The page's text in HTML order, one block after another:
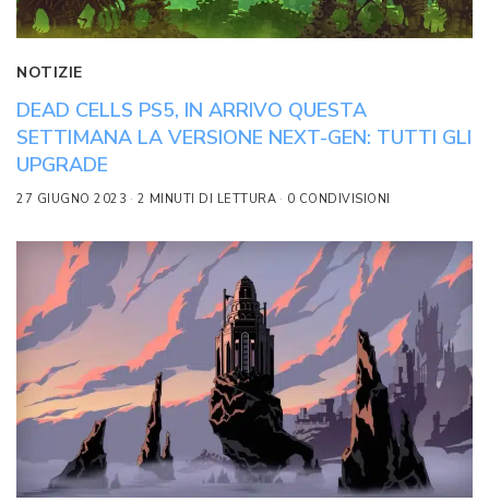
NOTIZIE
DEAD CELLS PS5, IN ARRIVO QUESTA
SETTIMANA LA VERSIONE NEXT-GEN: TUTTI GLI
UPGRADE
27 GIUGNO 2023 2 MINUTI DI LETTURA 0 CONDIVISIONI